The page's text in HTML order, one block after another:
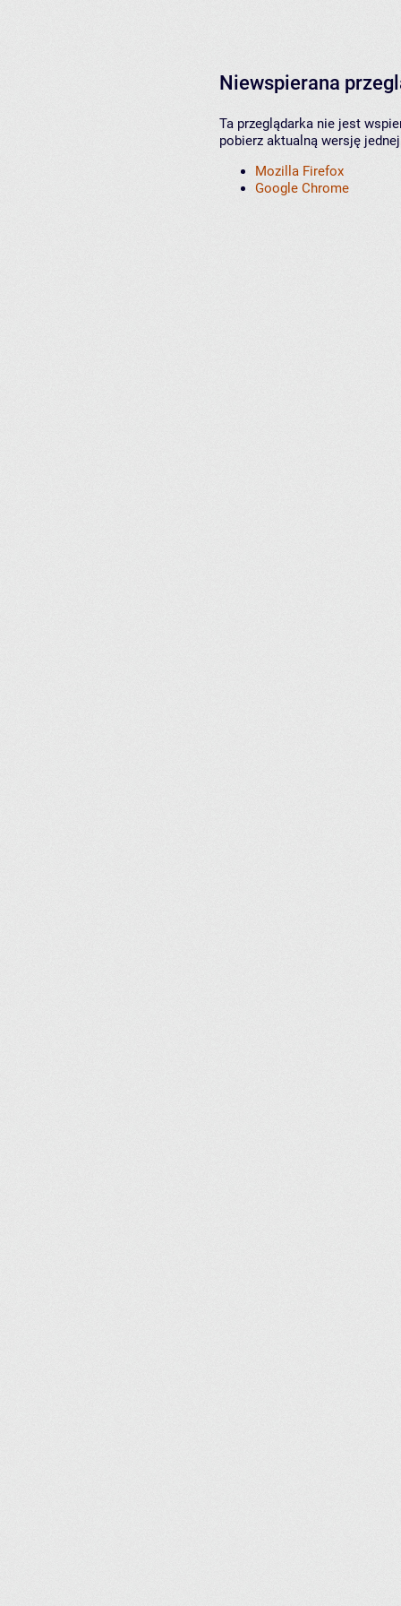
Niewspierana
Ta przeglądarka nie jest
pobierz aktualną wersję
Mozilla Firefox
Google Chrome